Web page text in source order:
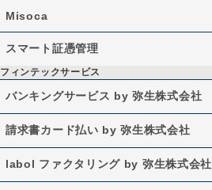
Misoca
スマート証憑管理
フィンテックサービス
バンキングサービス by 弥生株式会社
請求書カード払い by 弥生株式会社
labol ファクタリング by 弥生株式会社